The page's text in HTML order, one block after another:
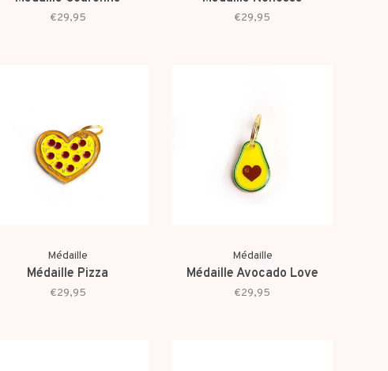
€29,95 €29,95
Médaille
Médaille Pizza
€29,95
Médaille
Médaille Avocado Love
€29,95